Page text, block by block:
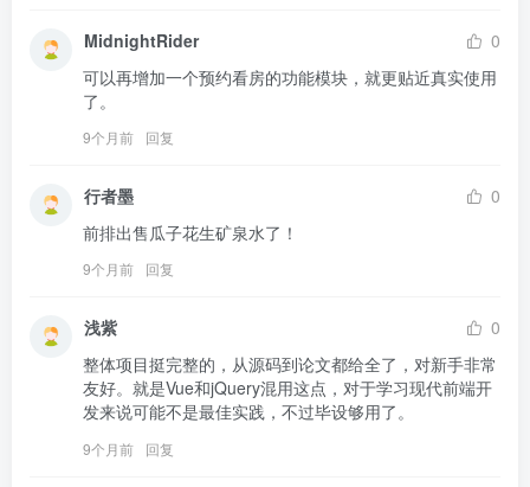
MidnightRider
0
可以再增加一个预约看房的功能模块，就更贴近真实使用
了。
9个月前 回复
行者墨
0
前排出售瓜子花生矿泉水了！
9个月前 回复
浅紫
0
整体项目挺完整的，从源码到论文都给全了，对新手非常
友好。就是Vue和jQuery混用这点，对于学习现代前端开
发来说可能不是最佳实践，不过毕设够用了。
9个月前 回复